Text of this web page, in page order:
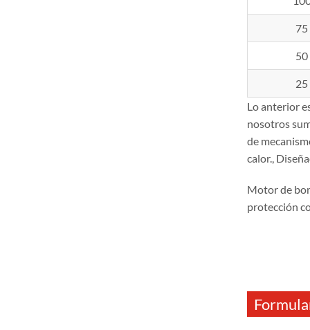
75
50
25
Lo anterior
nosotros
de
calor.,
Motor de
protección